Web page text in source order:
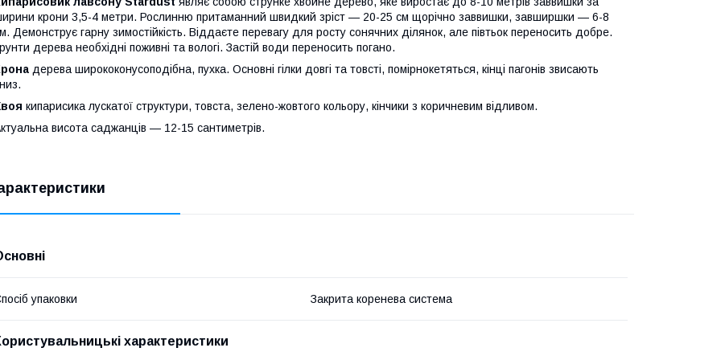
крони 3,5-4 метри. Рослинню притаманний швидкий зріст — 20-25 см щорічно заввишки, завширшки — 6-8
Демонструє гарну зимостійкість. Віддаєте перевагу для росту сонячних ділянок, але півтьок переносить добре.
дерева необхідні поживні та вологі. Застій води переносить погано.
дерева ширококонусоподібна, пухка. Основні гілки довгі та товсті, помірнокетяться, кінці пагонів звисають
кипарисика лускатої структури, товста, зелено-жовтого кольору, кінчики з коричневим відливом.
висота саджанців — 12-15 сантиметрів.
упаковки Закрита коренева система
характеристики